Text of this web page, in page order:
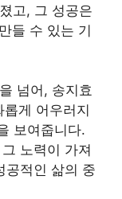
고, 그 성공은
들 수 있는 기
넘어, 송지효
롭게 어우러지
보여줍니다.
노력이 가져
공적인 삶의 중